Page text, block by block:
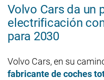
Volvo Cars da un
electrificación
para 2030
Volvo Cars, en su
fabricante de coches